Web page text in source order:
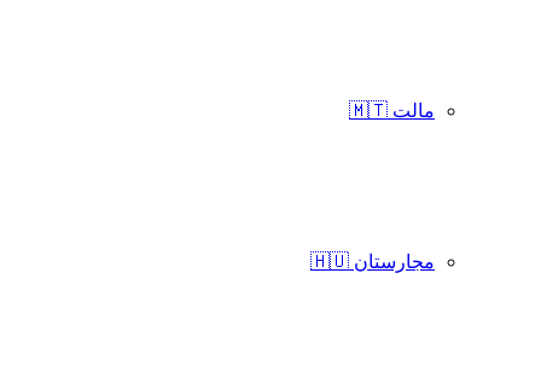
مالت 🇲🇹
مجارستان 🇭🇺